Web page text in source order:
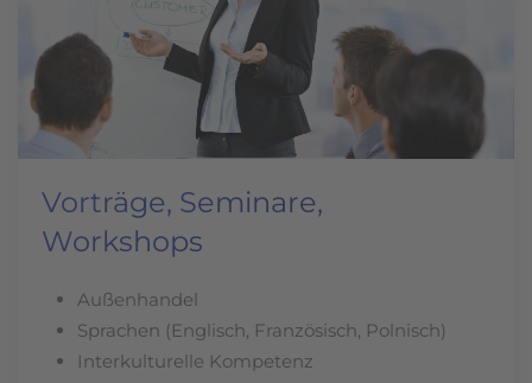
Vorträge, Seminare,
Workshops
Außenhandel
Sprachen (Englisch, Französisch, Polnisch)
Interkulturelle Kompetenz